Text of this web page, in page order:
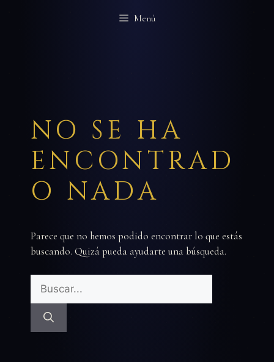
Menú
NO SE HA
ENCONTRAD
O NADA
Parece que no hemos podido encontrar lo que estás
buscando. Quizá pueda ayudarte una búsqueda.
Buscar: